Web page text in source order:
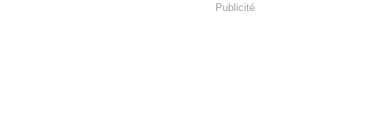
Publicité